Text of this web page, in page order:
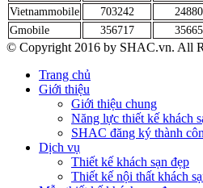
Vietnammobile
703242
Gmobile
356717
© Copyright 2016 by SHAC.vn. All
Trang chủ
Giới thiệu
Giới thiệu chung
Năng lực thiết kế khách
SHAC đăng ký thành
Dịch vụ
Thiết kế khách sạn đẹp
Thiết kế nội thất khách